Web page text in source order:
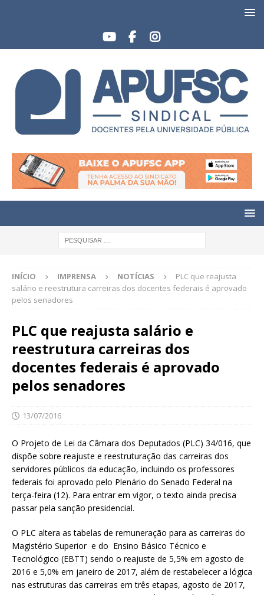
INÍCIO IMPRENSA NOTÍCIAS
PLC que reajusta
salário e reestrutura carreiras dos docentes federais é aprovado
pelos senadores
PLC que reajusta salário e
reestrutura carreiras dos
docentes federais é aprovado
pelos senadores
13/07/2016
O Projeto de Lei da Câmara dos Deputados (PLC) 34/016, que
dispõe sobre reajuste e reestruturação das carreiras dos
servidores públicos da educação, incluindo os professores
federais foi aprovado pelo Plenário do Senado Federal na
terça-feira (12). Para entrar em vigor, o texto ainda precisa
passar pela sanção presidencial.
O PLC altera as tabelas de remuneração para as carreiras do
Magistério Superior e do Ensino Básico Técnico e
Tecnológico (EBTT) sendo o reajuste de 5,5% em agosto de
2016 e 5,0% em janeiro de 2017, além de restabelecer a lógica
nas estruturas das carreiras em três etapas, agosto de 2017,